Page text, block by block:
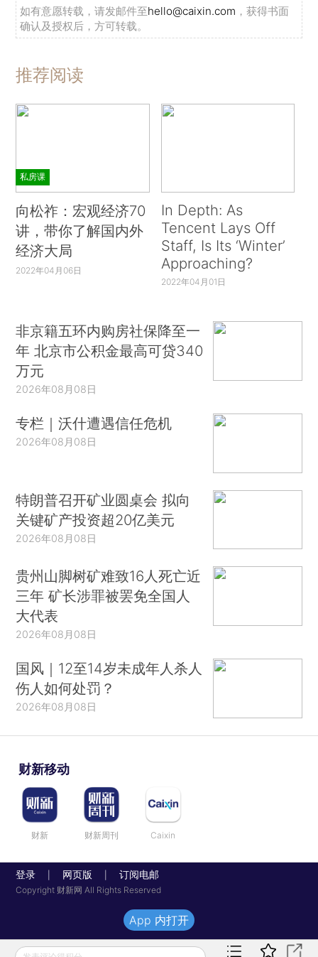
如有意愿转载，请发邮件至hello@caixin.com ，获得书面
确认及授权后，方可转载。
推荐阅读
私房课
向松祚：宏观经济70
讲，带你了解国内外
经济大局
2022年04月06日
In Depth: As
Tencent Lays Off
Staff, Is Its ‘Winter’
Approaching?
2022年04月01日
非京籍五环内购房社保降至一
年 北京市公积金最高可贷340
万元
2026年08月08日
专栏｜沃什遭遇信任危机
2026年08月08日
特朗普召开矿业圆桌会 拟向
关键矿产投资超20亿美元
2026年08月08日
贵州山脚树矿难致16人死亡近
三年 矿长涉罪被罢免全国人
大代表
2026年08月08日
国风｜12至14岁未成年人杀人
伤人如何处罚？
2026年08月08日
财新移动
财新 财新周刊 Caixin
登录 网页版 订阅电邮
Copyright 财新网 All Rights Reserved
App 内打开